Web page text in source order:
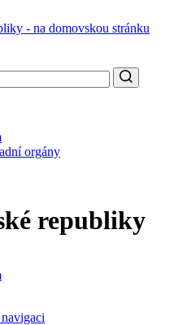
orgány
republiky